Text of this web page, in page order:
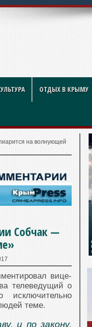
автомобиля
ОТДЫХ В КРЫМУ
на волнующей
Собчак —
вице-
телеведущий о
теме.
и по закону,